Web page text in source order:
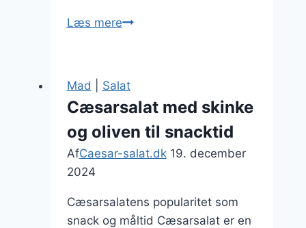
Læs mereCæsar
og
tomat:
En
sund
version
Mad Salat
Cæsarsalat med skinke
og oliven til snacktid
AfCaesar-salat.dk 19. december
2024
Cæsarsalatens popularitet som
snack og måltid Cæsarsalat er en